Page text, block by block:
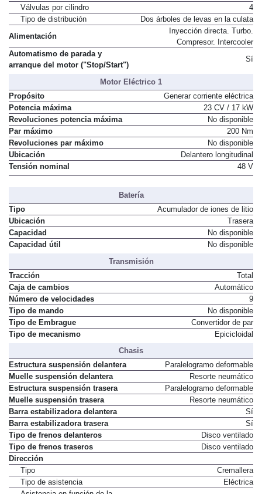
Válvulas por cilindro
4
Tipo de distribución
Dos árboles de levas en la culata
Alimentación
Inyección directa. Turbo.
Compresor. Intercooler
Automatismo de parada y
arranque del motor ("Stop/Start")
Sí
Motor Eléctrico 1
Propósito
Generar corriente eléctrica
Potencia máxima
23 CV / 17 kW
Revoluciones potencia máxima
No disponible
Par máximo
200 Nm
Revoluciones par máximo
No disponible
Ubicación
Delantero longitudinal
Tensión nominal
48 V
Batería
Tipo
Acumulador de iones de litio
Ubicación
Trasera
Capacidad
No disponible
Capacidad útil
No disponible
Transmisión
Tracción
Total
Caja de cambios
Automático
Número de velocidades
9
Tipo de mando
No disponible
Tipo de Embrague
Convertidor de par
Tipo de mecanismo
Epicicloidal
Chasis
Estructura suspensión delantera
Paralelogramo deformable
Muelle suspensión delantera
Resorte neumático
Estructura suspensión trasera
Paralelogramo deformable
Muelle suspensión trasera
Resorte neumático
Barra estabilizadora delantera
Sí
Barra estabilizadora trasera
Sí
Tipo de frenos delanteros
Disco ventilado
Tipo de frenos traseros
Disco ventilado
Dirección
Tipo
Cremallera
Tipo de asistencia
Eléctrica